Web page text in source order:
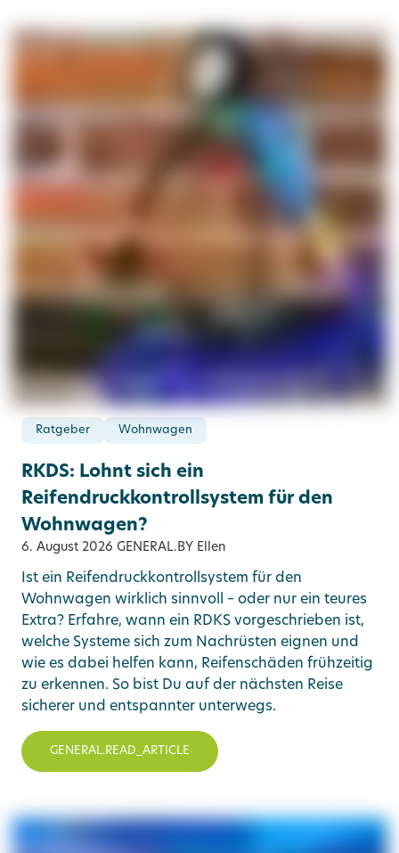
Ratgeber Wohnwagen
RKDS: Lohnt sich ein
Reifendruckkontrollsystem für den
Wohnwagen?
6. August 2026 GENERAL.BY Ellen
Ist ein Reifendruckkontrollsystem für den
Wohnwagen wirklich sinnvoll – oder nur ein teures
Extra? Erfahre, wann ein RDKS vorgeschrieben ist,
welche Systeme sich zum Nachrüsten eignen und
wie es dabei helfen kann, Reifenschäden frühzeitig
zu erkennen. So bist Du auf der nächsten Reise
sicherer und entspannter unterwegs.
GENERAL.READ_ARTICLE